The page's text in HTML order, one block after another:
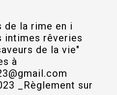
de la rime en i
intimes rêveries
de la vie"
à
_Règlement sur